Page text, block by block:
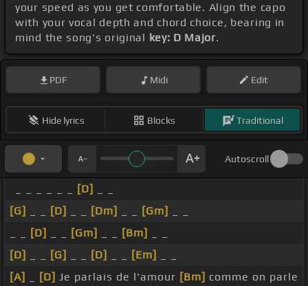
your speed as you get comfortable. Align the capo
with your vocal depth and chord choice, bearing in
mind the song's original key: D Major.
PDF Midi Edit
Hide lyrics Blocks Traditional
Autoscroll
[D]
[G]
[D] [Dm] [Gm]
[D] [Gm] [Bm]
[D]
[G] [D] [Em]
[A]
[D] Je parlais de l'amour [Bm] comme on parle